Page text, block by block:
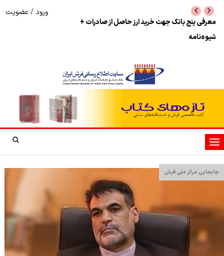
نرخ بازگشت ارز حاصل از صادرات + تکمیلی
ورود /عضویت
تغییر
وضعیت
ناوبری
جابجایی مرکز ملی فرش